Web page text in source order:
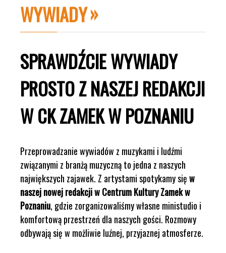
WYWIADY
SPRAWDŹCIE WYWIADY
PROSTO Z NASZEJ REDAKCJI
W CK ZAMEK W POZNANIU
Przeprowadzanie wywiadów z muzykami i ludźmi
związanymi z branżą muzyczną to jedna z naszych
największych zajawek. Z artystami spotykamy sięw
naszej nowej redakcji w Centrum Kultury Zamek w
Poznaniu, gdzie zorganizowaliśmy własne ministudio i
komfortową przestrzeń dla naszych gości. Rozmowy
odbywają się w możliwie luźnej, przyjaznej atmosferze.